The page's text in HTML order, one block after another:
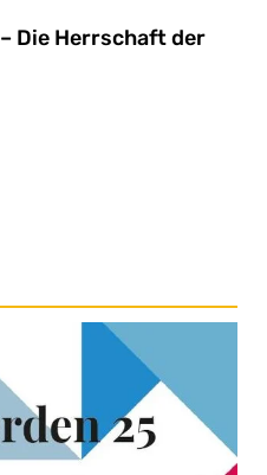
– Die Herrschaft der